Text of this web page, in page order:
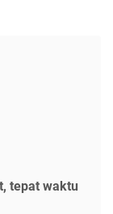
tepat waktu